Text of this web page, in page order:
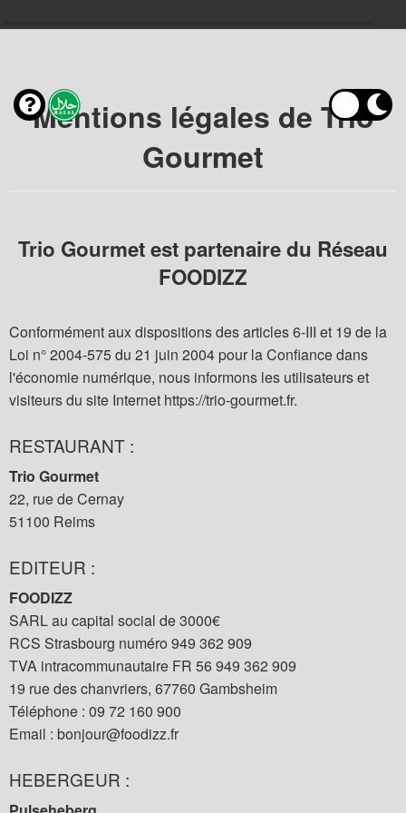
Mentions légales de Trio
Gourmet
Trio Gourmet est partenaire du Réseau
FOODIZZ
Conformément aux dispositions des articles 6-III et 19 de la
Loi n° 2004-575 du 21 juin 2004 pour la Confiance dans
l'économie numérique, nous informons les utilisateurs et
visiteurs du site Internet https://trio-gourmet.fr.
RESTAURANT :
Trio Gourmet
22, rue de Cernay
51100 Reims
EDITEUR :
FOODIZZ
SARL au capital social de 3000€
RCS Strasbourg numéro 949 362 909
TVA intracommunautaire FR 56 949 362 909
19 rue des chanvriers, 67760 Gambsheim
Téléphone : 009 061 27 90
Email : rf.zzidoof@ruojnob
HEBERGEUR :